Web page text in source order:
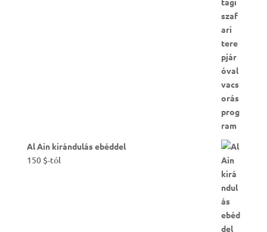
Al Ain kirándulás ebéddel
150 $-tól